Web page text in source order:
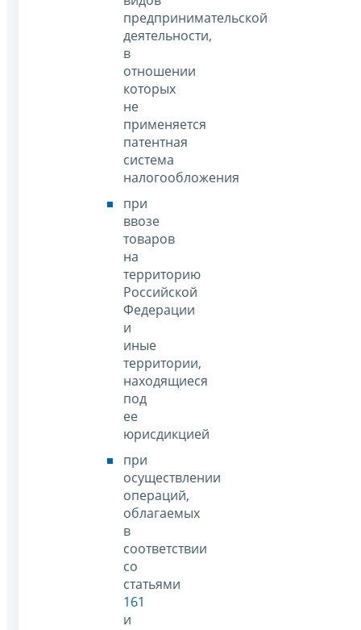
предпринимательской
деятельности,
в
отношении
которых
не
применяется
патентная
система
налогообложения
при
ввозе
товаров
на
территорию
Российской
Федерации
и
иные
территории,
находящиеся
под
ее
юрисдикцией
при
осуществлении
операций,
облагаемых
в
соответствии
со
статьями
161
и